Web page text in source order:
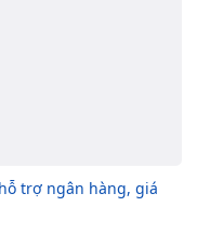
trợ ngân hàng, giá